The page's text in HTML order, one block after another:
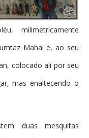
milimetricamente
Mahal e, ao seu
colocado ali por seu
mas enaltecendo o
duas mesquitas